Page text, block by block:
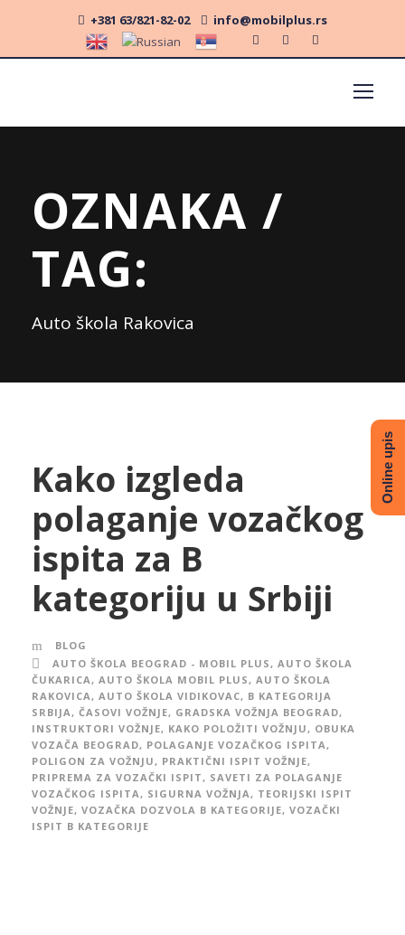
+381 63/821-82-02 info@mobilplus.rs
OZNAKA /
TAG:
Auto škola Rakovica
Kako izgleda
polaganje vozačkog
ispita za B
kategoriju u Srbiji
BLOG
AUTO ŠKOLA BEOGRAD - MOBIL PLUS , AUTO ŠKOLA
ČUKARICA , AUTO ŠKOLA MOBIL PLUS , AUTO ŠKOLA
RAKOVICA , AUTO ŠKOLA VIDIKOVAC, B KATEGORIJA
SRBIJA , ČASOVI VOŽNJE, GRADSKA VOŽNJA BEOGRAD,
INSTRUKTORI VOŽNJE, KAKO POLOŽITI VOŽNJU , OBUKA
VOZAČA BEOGRAD, POLAGANJE VOZAČKOG ISPITA ,
POLIGON ZA VOŽNJU , PRAKTIČNI ISPIT VOŽNJE,
PRIPREMA ZA VOZAČKI ISPIT , SAVETI ZA POLAGANJE
VOZAČKOG ISPITA , SIGURNA VOŽNJA , TEORIJSKI ISPIT
VOŽNJE, VOZAČKA DOZVOLA B KATEGORIJE, VOZAČKI
ISPIT B KATEGORIJE
Online upis